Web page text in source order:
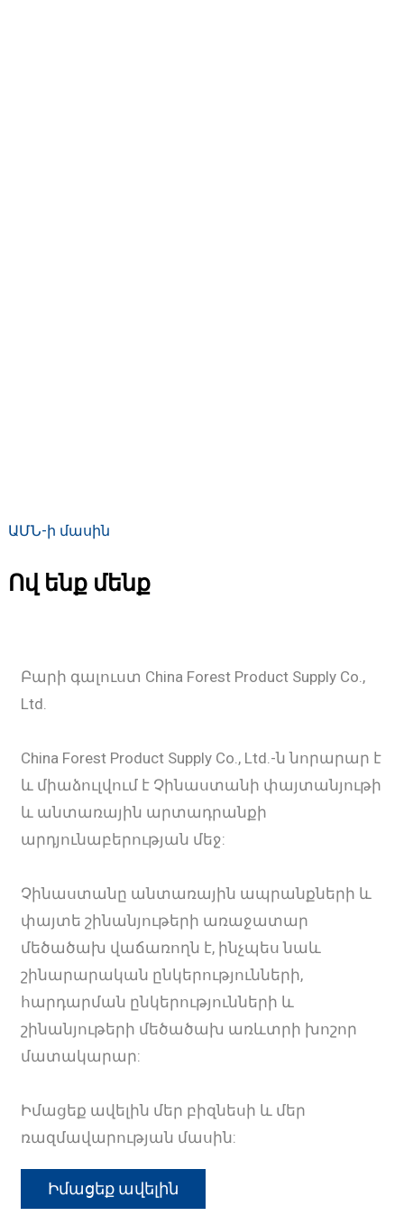
ԱՄՆ-ի մասին
Ով ենք մենք
Բարի գալուստ China Forest Product Supply Co.,
Ltd.
China Forest Product Supply Co., Ltd.-ն նորարար է
և միաձուլվում է Չինաստանի փայտանյութի
և անտառային արտադրանքի
արդյունաբերության մեջ:
Չինաստանը անտառային ապրանքների և
փայտե շինանյութերի առաջատար
մեծածախ վաճառողն է, ինչպես նաև
շինարարական ընկերությունների,
հարդարման ընկերությունների և
շինանյութերի մեծածախ առևտրի խոշոր
մատակարար:
Իմացեք ավելին մեր բիզնեսի և մեր
ռազմավարության մասին:
Իմացեք ավելին